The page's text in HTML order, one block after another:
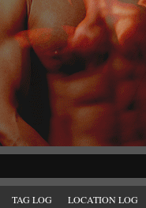
TAG LOG LOCATION LOG